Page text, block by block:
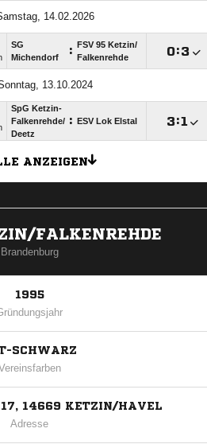
14.02.2026
SG
Michendorf
:
FSV 95 Ketzin/​
Falkenrehde
:
13.10.2024
SpG Ketzin-
Falkenrehde/​
Deetz
: ESV Lok Elstal :
ANZEIGEN
FALKENREHDE
Brandenburg
1995
SCHWARZ
17, 14669 KETZIN/HAVEL
Adresse